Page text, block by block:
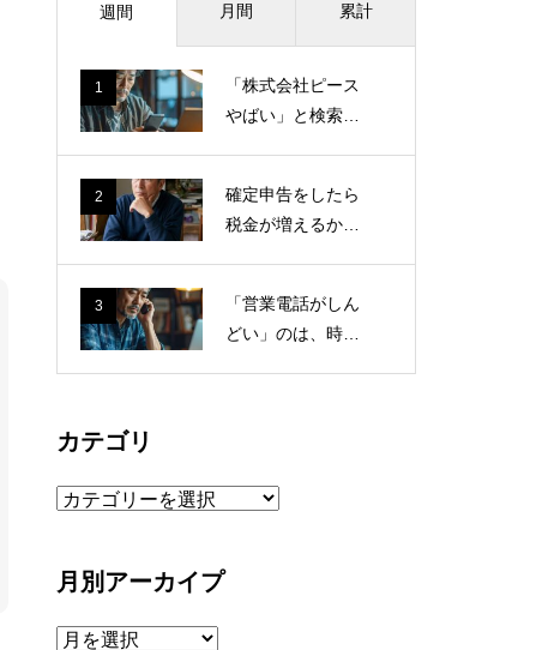
週間 月間 累計
1
「株式会社ピース
やばい」と検索し
人社長の本音
2
確定申告をしたら
税金が増えるかも
いために考えたこ
と
3
「営業電話がしん
どい」のは、時間
カテゴリ
カ
リ
月別アーカイプ
月